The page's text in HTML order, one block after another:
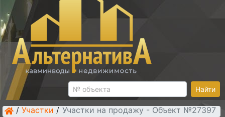
Найти
/ Участки / Участки на продажу - Объект №27397